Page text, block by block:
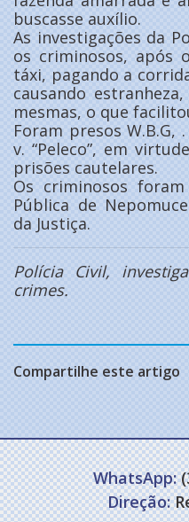
buscasse auxílio.
As investigações da
os criminosos, após
táxi, pagando a
causando
mesmas, o que
Foram presos W.B.G, .
v. “Peleco”, em
prisões cautelares.
Os criminosos
Pública de
da Justiça.
Polícia Civil,
crimes.
Compartilhe este artigo
WhatsApp:
Direção: